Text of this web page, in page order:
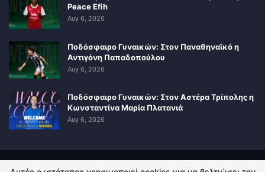
Peace Efih
Αυγ 6, 2026
Ποδόσφαιρο Γυναικών: Στον Παναθηναϊκό η
Αντιγόνη Παπαδοπούλου
Αυγ 6, 2026
Ποδόσφαιρο Γυναικών: Στον Αστέρα Τρίπολης η
Κωνσταντίνα Μαρία Πλατανιά
Αυγ 6, 2026